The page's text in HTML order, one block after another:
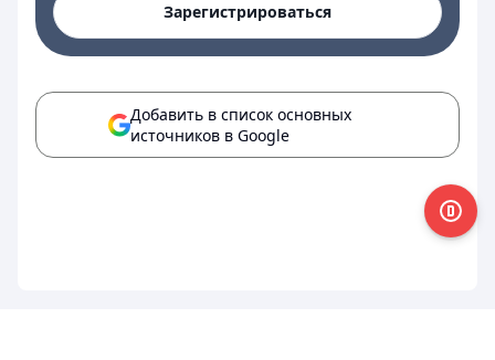
Зарегистрироваться
Добавить в список основных
источников в Google